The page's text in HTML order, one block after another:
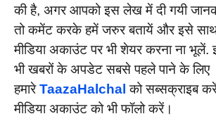
की है, अगर आपको इस लेख में दी गयी
तो कमेंट करके हमें जरुर बतायें और इसे
मीडिया अकाउंट पर भी शेयर करना ना
भी खबरों के अपडेट सबसे पहले पाने के लिए
हमारेTaazaHalchal को सब्सक्राइब
मीडिया अकाउंट को भी फॉलो करें।